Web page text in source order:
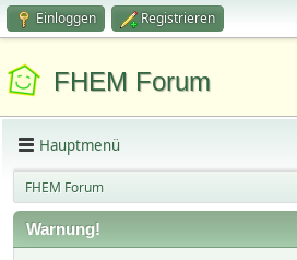
Einloggen Registrieren
FHEM Forum
Hauptmenü
FHEM Forum
Warnung!